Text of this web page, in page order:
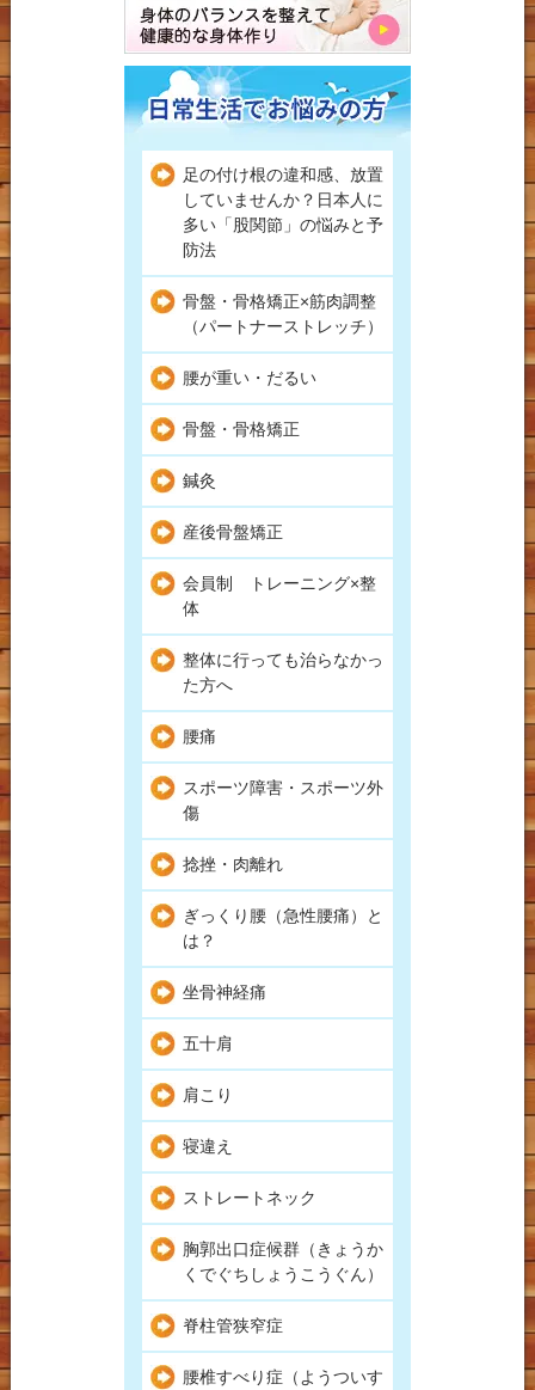
足の付け根の違和感、放置
していませんか？日本人に
多い「股関節」の悩みと予
防法
骨盤・骨格矯正×筋肉調整
（パートナーストレッチ）
腰が重い・だるい
骨盤・骨格矯正
鍼灸
産後骨盤矯正
会員制 トレーニング×整
体
整体に行っても治らなかっ
た方へ
腰痛
スポーツ障害・スポーツ外
傷
捻挫・肉離れ
ぎっくり腰（急性腰痛）と
は？
坐骨神経痛
五十肩
肩こり
寝違え
ストレートネック
胸郭出口症候群（きょうか
くでぐちしょうこうぐん）
脊柱管狭窄症
腰椎すべり症（ようついす